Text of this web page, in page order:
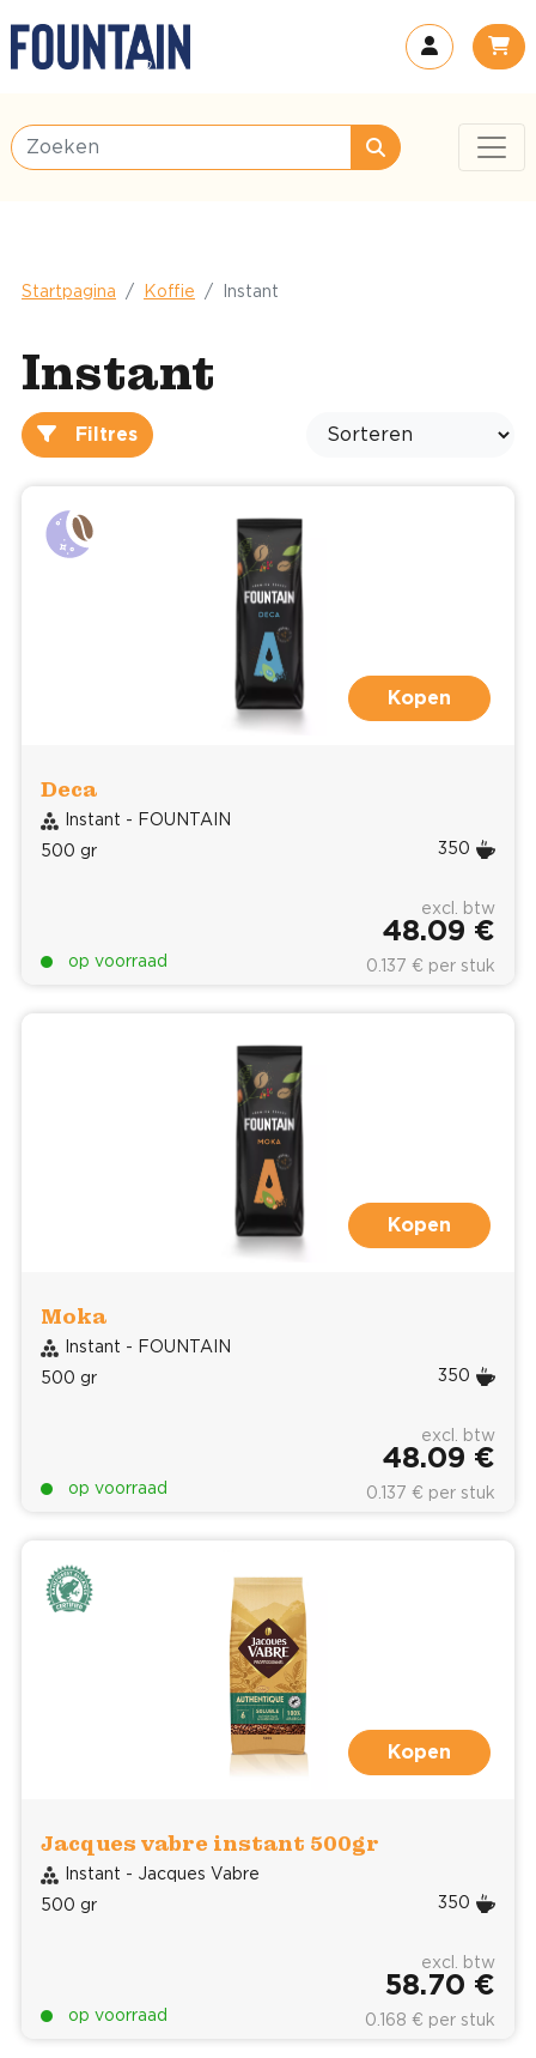
Startpagina Koffie Instant
Instant
Filtres
Kopen
Deca
Instant - FOUNTAIN
500 gr
350
op voorraad
excl. btw
48.09 €
0.137 € per stuk
Kopen
Moka
Instant - FOUNTAIN
500 gr
350
op voorraad
excl. btw
48.09 €
0.137 € per stuk
Kopen
Jacques vabre instant 500gr
Instant - Jacques Vabre
500 gr
350
op voorraad
excl. btw
58.70 €
0.168 € per stuk